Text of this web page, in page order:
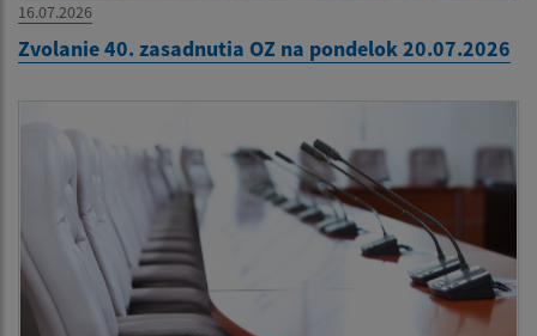
16.07.2026
Zvolanie 40. zasadnutia OZ na pondelok 20.07.2026